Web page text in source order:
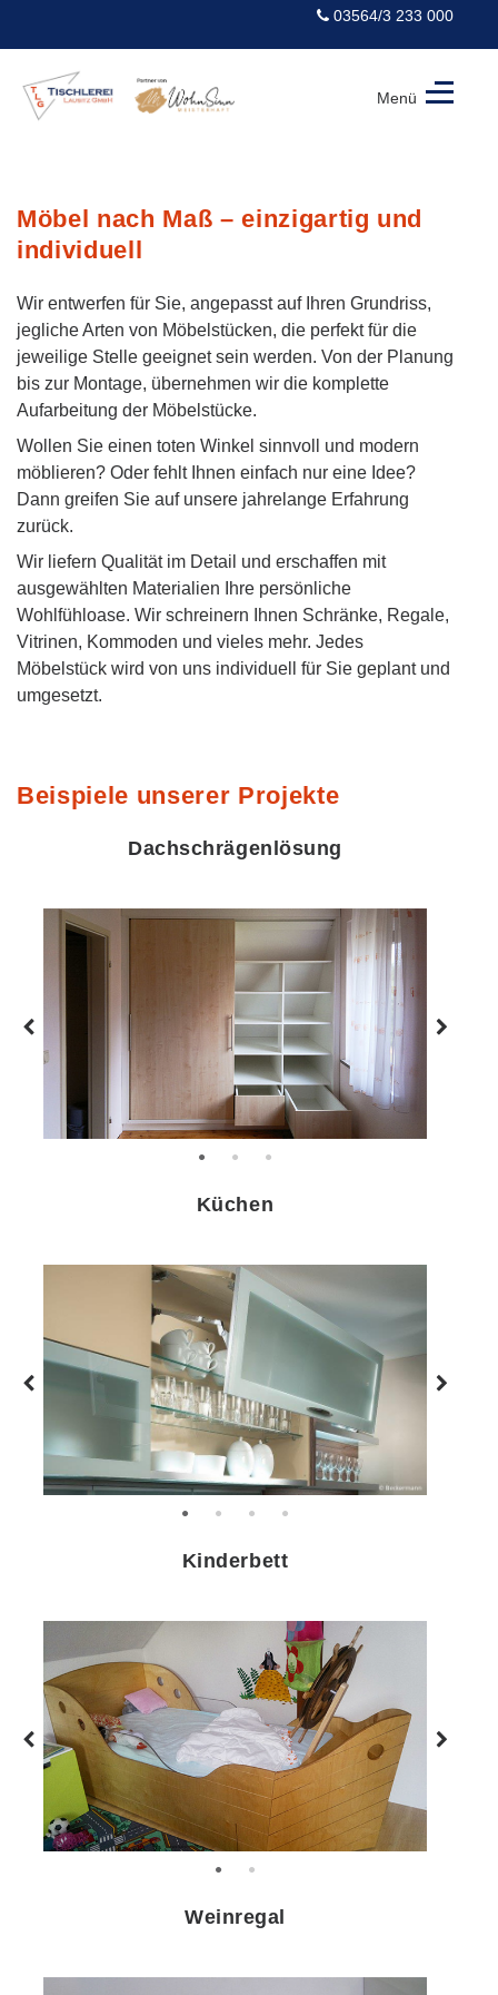
03564/3 233 000
Menü
Möbel nach Maß – einzigartig und
individuell
Wir entwerfen für Sie, angepasst auf Ihren Grundriss,
jegliche Arten von Möbelstücken, die perfekt für die
jeweilige Stelle geeignet sein werden. Von der Planung
bis zur Montage, übernehmen wir die komplette
Aufarbeitung der Möbelstücke.
Wollen Sie einen toten Winkel sinnvoll und modern
möblieren? Oder fehlt Ihnen einfach nur eine Idee?
Dann greifen Sie auf unsere jahrelange Erfahrung
zurück.
Wir liefern Qualität im Detail und erschaffen mit
ausgewählten Materialien Ihre persönliche
Wohlfühloase. Wir schreinern Ihnen Schränke, Regale,
Vitrinen, Kommoden und vieles mehr. Jedes
Möbelstück wird von uns individuell für Sie geplant und
umgesetzt.
Beispiele unserer Projekte
Dachschrägenlösung
Küchen
Kinderbett
Zurück
Weinregal